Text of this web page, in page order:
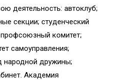
деятельность: автоклуб;
секции; студенческий
профсоюзный комитет;
самоуправления;
народной дружины;
Академия